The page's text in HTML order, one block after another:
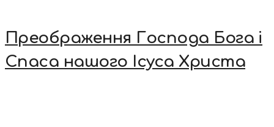
Преображення Господа Бога і
Спаса нашого Ісуса Христа